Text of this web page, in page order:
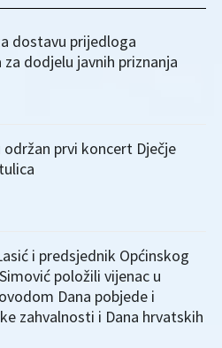
dostavu prijedloga
dodjelu javnih priznanja
održan prvi koncert Dječje
i predsjednik Općinskog
položili vijenac u
Dana pobjede i
zahvalnosti i Dana hrvatskih